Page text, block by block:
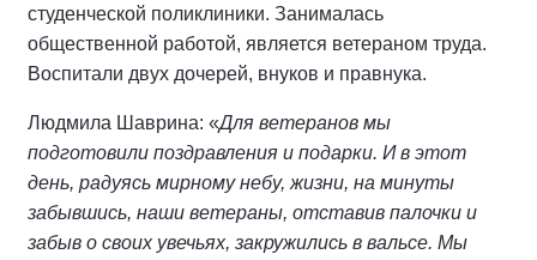
студенческой поликлиники. Занималась
общественной работой, является ветераном труда.
Воспитали двух дочерей, внуков и правнука.
Людмила Шаврина: «Для ветеранов мы
подготовили поздравления и подарки. И в этот
день, радуясь мирному небу, жизни, на минуты
забывшись, наши ветераны, отставив палочки и
забыв о своих увечьях, закружились в вальсе. Мы